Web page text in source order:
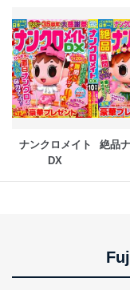
2 いただいた方
人情報
3
当社カスタマ
Aサービス利
採用応募者の
6
企業）からの
ナンクロメイト
DX
絶品